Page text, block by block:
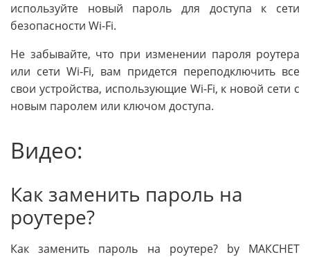
используйте новый пароль для доступа к сети
безопасности Wi-Fi.
Не забывайте, что при изменении пароля роутера
или сети Wi-Fi, вам придется переподключить все
свои устройства, использующие Wi-Fi, к новой сети с
новым паролем или ключом доступа.
Видео:
Как заменить пароль на
роутере?
Как заменить пароль на роутере? by МАКСНЕТ